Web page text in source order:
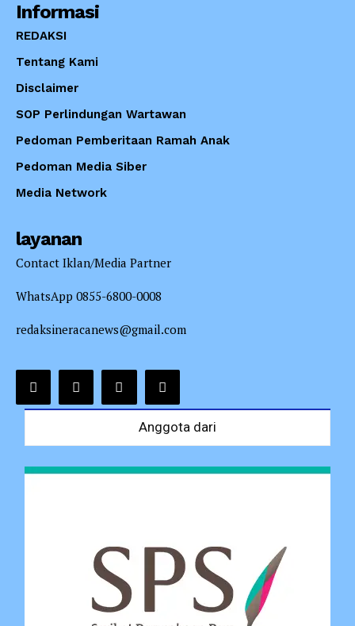
Informasi
REDAKSI
Tentang Kami
Disclaimer
SOP Perlindungan Wartawan
Pedoman Pemberitaan Ramah Anak
Pedoman Media Siber
Media Network
layanan
Contact Iklan/Media Partner
WhatsApp 0855-6800-0008
redaksineracanews@gmail.com
Anggota dari